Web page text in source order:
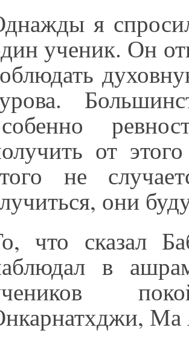
я
ученик. Он
от
не
они
что сказал
в
Ма